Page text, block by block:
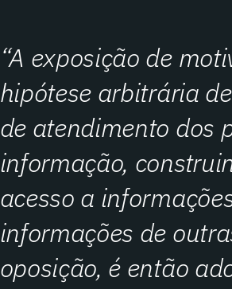
“A exposição de
hipótese arbitrária
de atendimento dos
informação,
acesso a
informações de
oposição, é então